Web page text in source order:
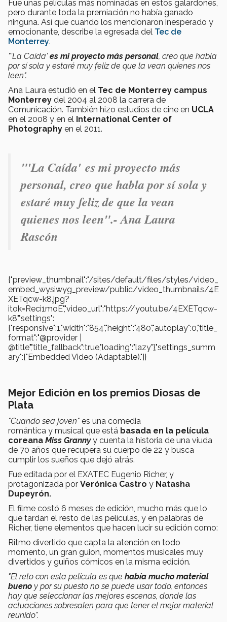
Fue unas películas más nominadas en estos galardones,
pero durante toda la premiación no había ganado
ninguna. Así que cuando los mencionaron inesperado y
emocionante, describe la egresada del Tec de
Monterrey.
"'La Caída'es mi proyecto más personal, creo que habla
por sí sola y estaré muy feliz de que la vean quienes nos
leen".
Ana Laura estudió en el Tec de Monterrey campus
Monterrey del 2004 al 2008 la carrera de
Comunicación. También hizo estudios de cine en UCLA
en el 2008 y en el International Center of
Photography en el 2011.
"'La Caída' es mi proyecto más
personal, creo que habla por sí sola y
estaré muy feliz de que la vean
quienes nos leen".- Ana Laura
Rascón
{"preview_thumbnail":"/sites/default/files/styles/video_
embed_wysiwyg_preview/public/video_thumbnails/4E
XETqcw-k8.jpg?
itok=Reci1moE","video_url":"https://youtu.be/4EXETqcw-
k8","settings":
{"responsive":1,"width":"854","height":"480","autoplay":0,"title_
format":"@provider |
@title","title_fallback":true,"loading":"lazy"},"settings_summ
ary":["Embedded Video (Adaptable)."]}
Mejor Edición en los premios Diosas de
Plata
"Cuando sea joven" es una comedia
romántica y musical que está basada en la película
coreana Miss Grannyy cuenta la historia de una viuda
de 70 años que recupera su cuerpo de 22 y busca
cumplir los sueños que dejó atrás.
Fue editada por el EXATEC Eugenio Richer, y
protagonizada por Verónica Castro y Natasha
Dupeyrón.
El filme costó 6 meses de edición, mucho más que lo
que tardan el resto de las películas, y en palabras de
Richer, tiene elementos que hacen lucir su edición como:
Ritmo divertido que capta la atención en todo
momento, un gran guion, momentos musicales muy
divertidos y guiños cómicos en la misma edición.
"El reto con esta película es que había mucho material
bueno y por su puesto no se puede usar todo, entonces
hay que seleccionar las mejores escenas, donde las
actuaciones sobresalen para que tener el mejor material
reunido".